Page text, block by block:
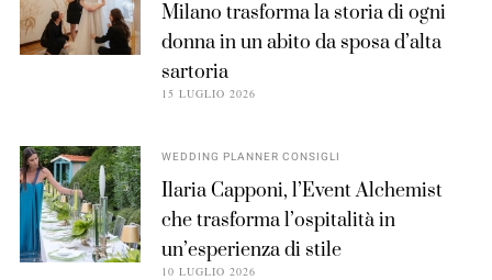
Milano trasforma la storia di ogni
donna in un abito da sposa d’alta
sartoria
15 LUGLIO 2026
WEDDING PLANNER CONSIGLI
Ilaria Capponi, l’Event Alchemist
che trasforma l’ospitalità in
un’esperienza di stile
10 LUGLIO 2026